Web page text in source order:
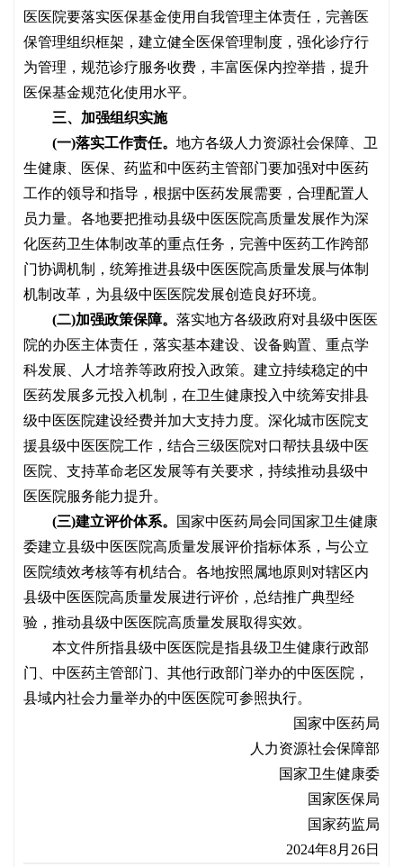
医医院要落实医保基金使用自我管理主体责任，完善医
保管理组织框架，建立健全医保管理制度，强化诊疗行
为管理，规范诊疗服务收费，丰富医保内控举措，提升
医保基金规范化使用水平。
三、加强组织实施
(一)落实工作责任。 地方各级人力资源社会保障、卫
生健康、医保、药监和中医药主管部门要加强对中医药
工作的领导和指导，根据中医药发展需要，合理配置人
员力量。各地要把推动县级中医医院高质量发展作为深
化医药卫生体制改革的重点任务，完善中医药工作跨部
门协调机制，统筹推进县级中医医院高质量发展与体制
机制改革，为县级中医医院发展创造良好环境。
(二)加强政策保障。 落实地方各级政府对县级中医医
院的办医主体责任，落实基本建设、设备购置、重点学
科发展、人才培养等政府投入政策。建立持续稳定的中
医药发展多元投入机制，在卫生健康投入中统筹安排县
级中医医院建设经费并加大支持力度。深化城市医院支
援县级中医医院工作，结合三级医院对口帮扶县级中医
医院、支持革命老区发展等有关要求，持续推动县级中
医医院服务能力提升。
(三)建立评价体系。
国家中医药局会同国家卫生健康
委建立县级中医医院高质量发展评价指标体系，与公立
医院绩效考核等有机结合。各地按照属地原则对辖区内
县级中医医院高质量发展进行评价，总结推广典型经
验，推动县级中医医院高质量发展取得实效。
本文件所指县级中医医院是指县级卫生健康行政部
门、中医药主管部门、其他行政部门举办的中医医院，
县域内社会力量举办的中医医院可参照执行。
国家中医药局
人力资源社会保障部
国家卫生健康委
国家医保局
国家药监局
2024年8月26日